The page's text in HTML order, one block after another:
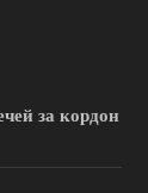
за кордон